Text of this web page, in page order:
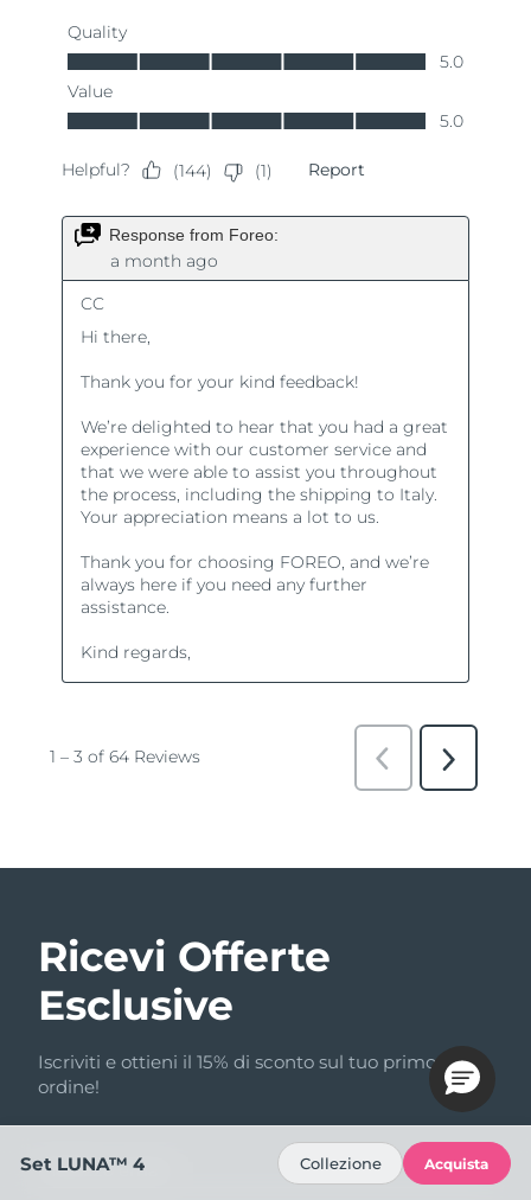
Ricevi Offerte
Esclusive
Iscriviti e ottieni il 15% di sconto sul tuo primo
ordine!
Indirizzo email
Set LUNA™ 4 Collezione Acquista